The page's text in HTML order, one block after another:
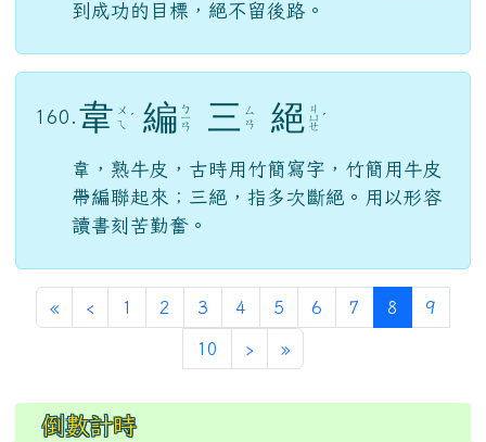
到成功的目標，絕不留後路。
160. 韋 ㄨ
ㄟ
ˊ 編 ㄅ
ㄧ
ㄢ 三 ㄙ
ㄢ
絕 ㄐ
ㄩ
ㄝ
ˊ
韋，熟牛皮，古時用竹簡寫字，竹簡用牛皮
帶編聯起來；三絕，指多次斷絕。用以形容
讀書刻苦勤奮。
«第一頁
‹ 上一頁
1 2 3 4 5 6 7 8 (目前頁次)
9
10 ›下一頁
»最後頁
左邊區域內容
倒數計時